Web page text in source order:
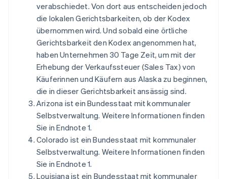
verabschiedet. Von dort aus entscheiden jedoch
die lokalen Gerichtsbarkeiten, ob der Kodex
übernommen wird. Und sobald eine örtliche
Gerichtsbarkeit den Kodex angenommen hat,
haben Unternehmen 30 Tage Zeit, um mit der
Erhebung der Verkaufssteuer (Sales Tax) von
Käuferinnen und Käufern aus Alaska zu beginnen,
die in dieser Gerichtsbarkeit ansässig sind.
Arizona ist ein Bundesstaat mit kommunaler
Selbstverwaltung. Weitere Informationen finden
Sie in Endnote 1.
Colorado ist ein Bundesstaat mit kommunaler
Selbstverwaltung. Weitere Informationen finden
Sie in Endnote 1.
Louisiana ist ein Bundesstaat mit kommunaler